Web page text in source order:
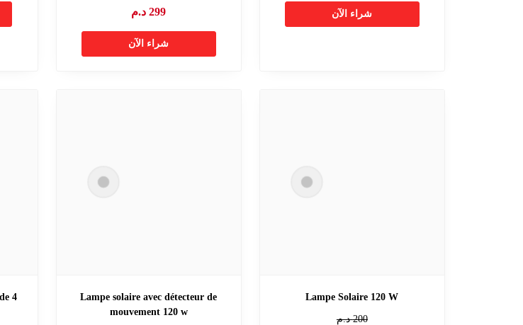
شراء الآن 299د.م
شراء الآن
Lampe Solaire 120 W
200د.م
Lampe solaire avec détecteur de
mouvement 120 w